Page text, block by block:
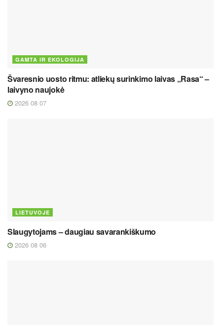
GAMTA IR EKOLOGIJA
Švaresnio uosto ritmu: atliekų surinkimo laivas „Rasa“ –
laivyno naujokė
2026 08 07
LIETUVOJE
Slaugytojams – daugiau savarankiškumo
2026 08 06